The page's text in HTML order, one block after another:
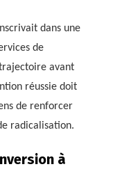
dans une
de
avant
réussie doit
de renforcer
radicalisation.
à